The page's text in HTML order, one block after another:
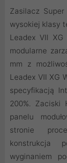
Zasilacz
wysokiej klasy
Leadex VII
modularne
mm z
Leadex VII XG
specyfikacją
200%. Zaciski
panelu
stronie
konstrukcja
wyginaniem